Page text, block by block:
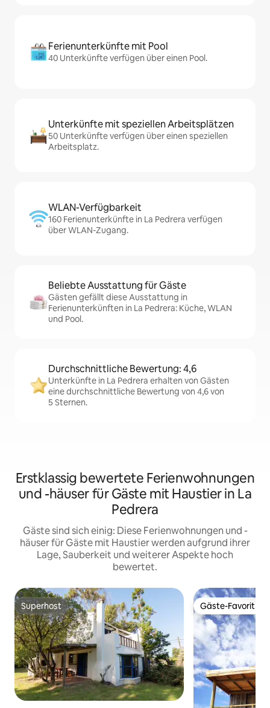
Ferienunterkünfte mit Pool
40 Unterkünfte verfügen über einen Pool.
Unterkünfte mit speziellen Arbeitsplätzen
50 Unterkünfte verfügen über einen speziellen
Arbeitsplatz.
WLAN-Verfügbarkeit
160 Ferienunterkünfte in La Pedrera verfügen
über WLAN-Zugang.
Beliebte Ausstattung für Gäste
Gästen gefällt diese Ausstattung in
Ferienunterkünften in La Pedrera: Küche, WLAN
und Pool.
Durchschnittliche Bewertung: 4,6
Unterkünfte in La Pedrera erhalten von Gästen
eine durchschnittliche Bewertung von 4,6 von
5 Sternen.
Erstklassig bewertete Ferienwohnungen
und -häuser für Gäste mit Haustier in La
Pedrera
Gäste sind sich einig: Diese Ferienwohnungen und -
häuser für Gäste mit Haustier werden aufgrund ihrer
Lage, Sauberkeit und weiterer Aspekte hoch
bewertet.
Superhost
Superhost Gäste-Favorit
Gäste-Favorit